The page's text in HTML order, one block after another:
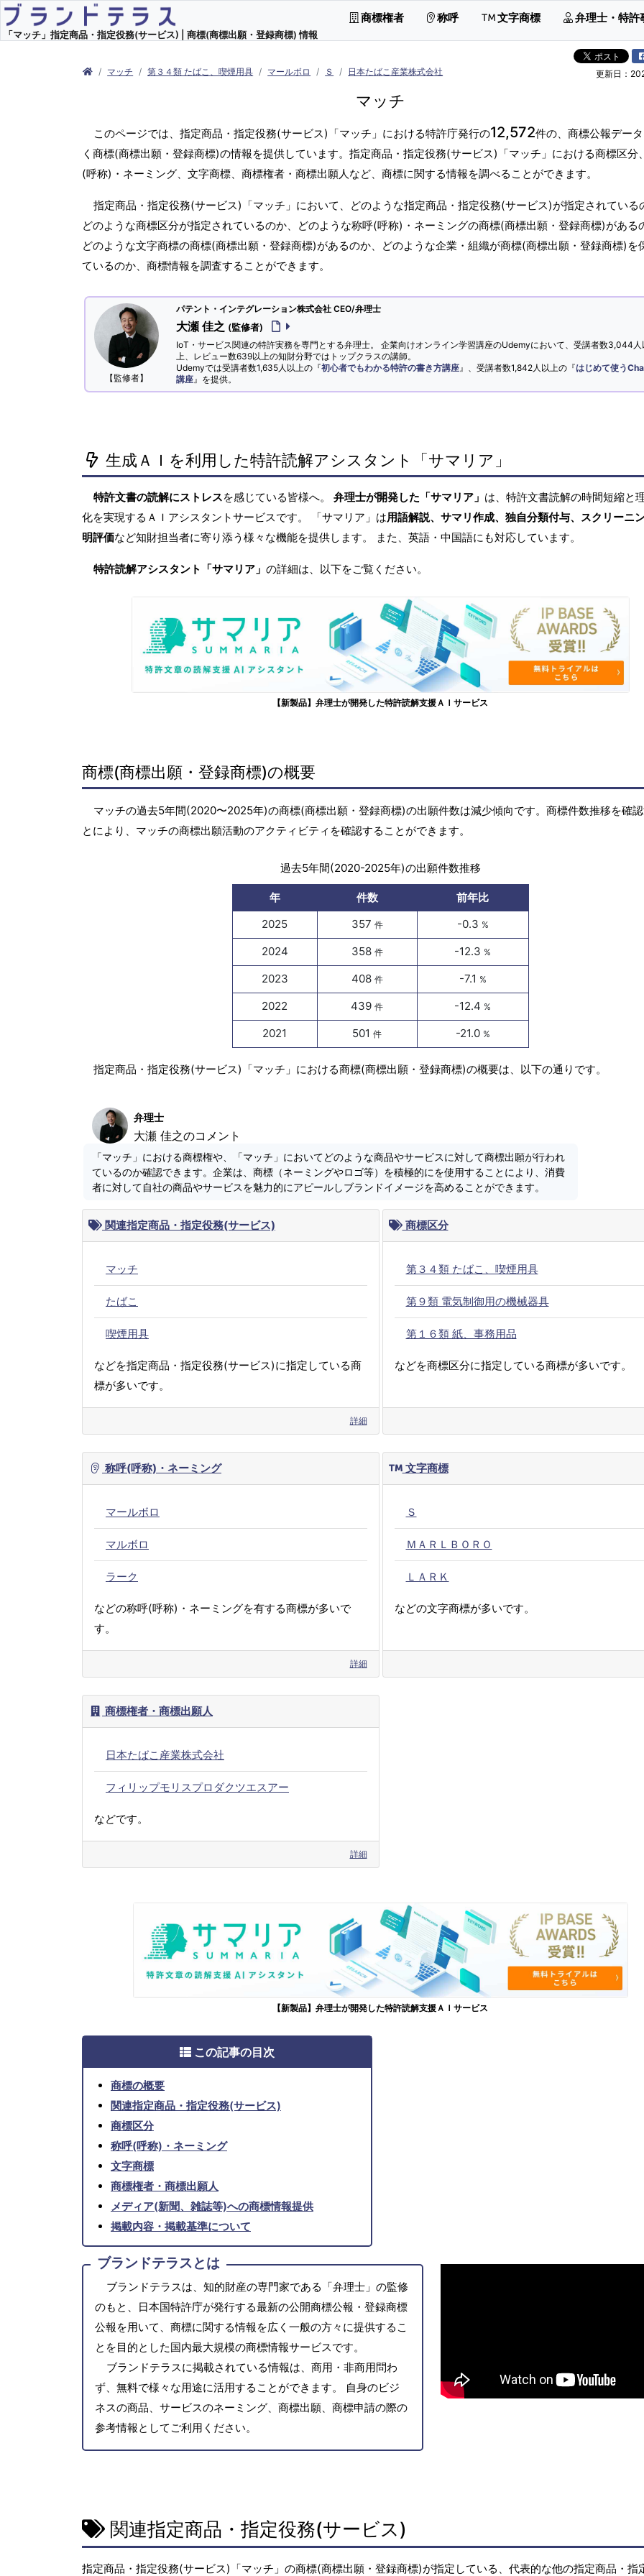
「マッチ」指定商品・指定役務(サービス) | 商標(商標出願・登録商標) 情報
商標権者 称呼 文字商標 弁理士・特許
マッチ 第３４類 たばこ、喫煙用具 マールボロ Ｓ 日本たばこ産業株式会社 更新日：
マッチ
このページでは、指定商品・指定役務(サービス)「マッチ」における特許庁発行の12,572件の、商標公報デー
く商標(商標出願・登録商標)の情報を提供しています。指定商品・指定役務(サービス)「マッチ」における商標区分
(呼称)・ネーミング、文字商標、商標権者・商標出願人など、商標に関する情報を調べることができます。
指定商品・指定役務(サービス)「マッチ」において、どのような指定商品・指定役務(サービス)が指定されている
どのような商標区分が指定されているのか、どのような称呼(呼称)・ネーミングの商標(商標出願・登録商標)がある
どのような文字商標の商標(商標出願・登録商標)があるのか、どのような企業・組織が商標(商標出願・登録商標)を
ているのか、商標情報を調査することができます。
【監修者】
パテント・インテグレーション株式会社 CEO/弁理士
大瀬 佳之 (監修者)
IoT・サービス関連の特許実務を専門とする弁理士。 企業向けオンライン学習講座のUdemyにおいて、受講者数3,044人
上、レビュー数639以上の知財分野ではトップクラスの講師。
Udemyでは受講者数1,635人以上の『初心者でもわかる特許の書き方講座 』、受講者数1,842人以上の『はじめて使う
講座 』を提供。
生成ＡＩを利用した特許読解アシスタント「サマリア」
特許文書の読解にストレスを感じている皆様へ。 弁理士が開発した「サマリア」 は、特許文書読解の時間短縮と
化を実現するＡＩアシスタントサービスです。 「サマリア」は用語解説、サマリ作成、独自分類付与、スクリーニ
明評価など知財担当者に寄り添う様々な機能を提供します。 また、英語・中国語にも対応しています。
特許読解アシスタント「サマリア」 の詳細は、以下をご覧ください。
【新製品】弁理士が開発した特許読解支援ＡＩサービス
商標(商標出願・登録商標)の概要
マッチの過去5年間(2020〜2025年)の商標(商標出願・登録商標)の出願件数は減少傾向です。商標件数推移を確
とにより、マッチの商標出願活動のアクティビティを確認することができます。
過去5年間(2020-2025年)の出願件数推移
年 件数
前年比
2025
357 件 -0.3 %
2024 358 件 -12.3 %
2023 408 件 -7.1 %
2022 439件 -12.4 %
2021 501件 -21.0 %
指定商品・指定役務(サービス)「マッチ」における商標(商標出願・登録商標)の概要は、以下の通りです。
弁理士
大瀬 佳之のコメント
「マッチ」における商標権や、「マッチ」においてどのような商品やサービスに対して商標出願が行われ
ているのか確認できます。企業は、商標（ネーミングやロゴ等）を積極的にを使用することにより、消費
者に対して自社の商品やサービスを魅力的にアピールしブランドイメージを高めることができます。
関連指定商品・指定役務(サービス)
マッチ
たばこ
喫煙用具
などを指定商品・指定役務(サービス)に指定している商
標が多いです。
詳細
商標区分
第３４類 たばこ、喫煙用具
第９類 電気制御用の機械器具
第１６類 紙、事務用品
などを商標区分に指定している商標が多いです。
称呼(呼称)・ネーミング
マールボロ
マルボロ
ラーク
などの称呼(呼称)・ネーミングを有する商標が多いで
す。
詳細
文字商標
Ｓ
ＭＡＲＬＢＯＲＯ
ＬＡＲＫ
などの文字商標が多いです。
商標権者・商標出願人
日本たばこ産業株式会社
フィリップモリスプロダクツエスアー
などです。
詳細
【新製品】弁理士が開発した特許読解支援ＡＩサービス
この記事の目次
商標の概要
関連指定商品・指定役務(サービス)
商標区分
称呼(呼称)・ネーミング
文字商標
商標権者・商標出願人
メディア(新聞、雑誌等)への商標情報提供
掲載内容・掲載基準について
ブランドテラスとは
ブランドテラスは、知的財産の専門家である「弁理士」の監修
のもと、日本国特許庁が発行する最新の公開商標公報・登録商標
公報を用いて、商標に関する情報を広く一般の方々に提供するこ
とを目的とした国内最大規模の商標情報サービスです。
ブランドテラスに掲載されている情報は、商用・非商用問わ
ず、無料で様々な用途に活用することができます。 自身のビジ
ネスの商品、サービスのネーミング、商標出願、商標申請の際の
参考情報としてご利用ください。
関連指定商品・指定役務(サービス)
指定商品・指定役務(サービス)「マッチ」の商標(商標出願・登録商標)が指定している、代表的な他の指定商品・指